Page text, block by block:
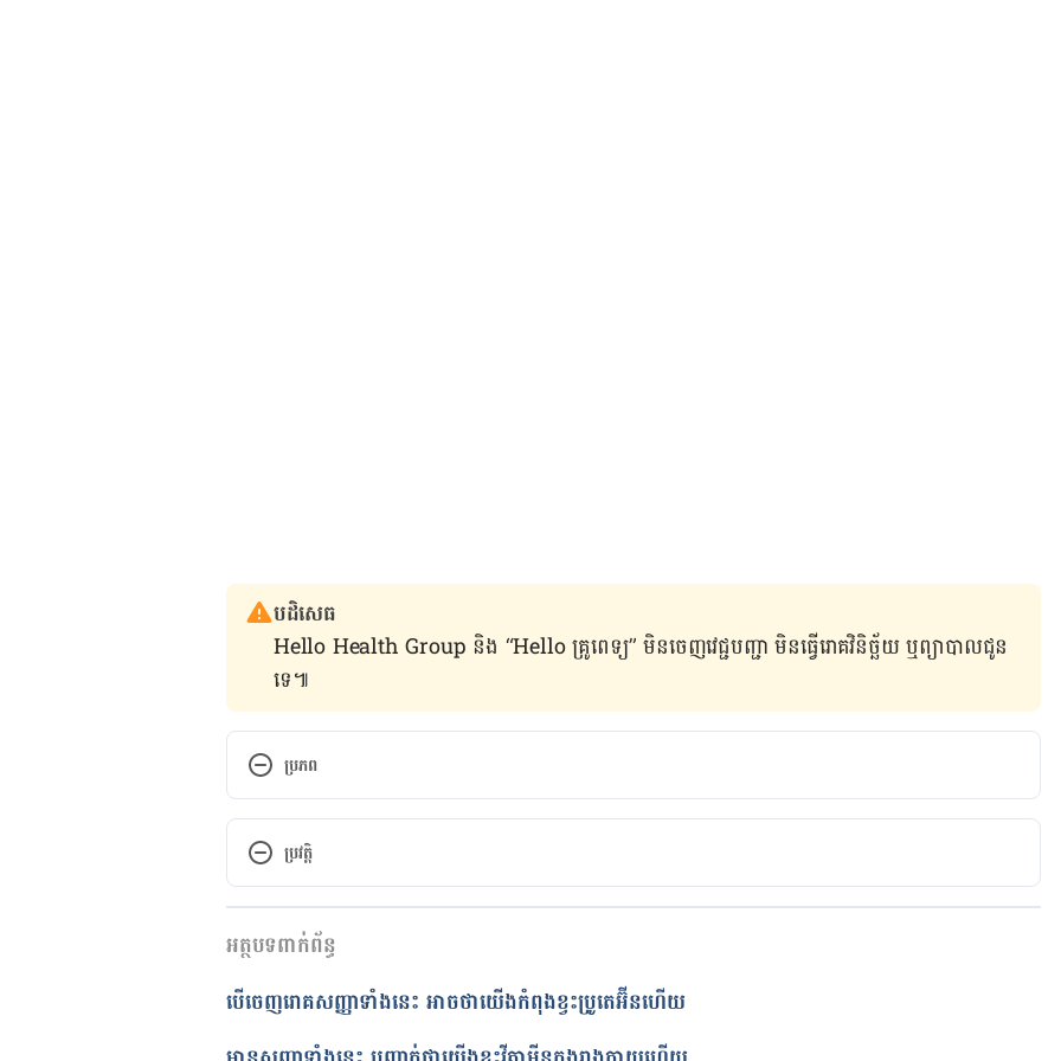
បដិសេធ
Hello Health Group និង “Hello គ្រូពេទ្យ” មិន​ចេញ​វេជ្ជបញ្ជា មិន​ធ្វើ​រោគវិនិច្ឆ័យ ឬ​ព្យាបាល​ជូន​
ទេ៕
ប្រភព
What happens if people don’t get all the vitamins and minerals they need?
https://www.hsis.org/did-you-know/what-happens-if-people-dont-get-all-the-
vitamins-and-minerals-they-need/
Nutritional Deficiencies
https://www.hopkinsmedicine.org/endoscopic-weight-loss-
program/conditions/post_bariatric_surgery/vitamin_mineral_deficiency.html
ប្រវត្តិ
កំណែ​ប្រែបច្ចុប្បន្ន
08/12/2021
អត្ថបទ​ដោយ
ត្រួតពិនិត្យដោយ វេជ្ជ. ចាន់ ស៊ីណេត
បច្ចុប្បន្នភាពដោយ៖
នូ សោភ័ណ្ឌ
អត្ថបទពាក់ព័ន្ធ
បើចេញ​រោគសញ្ញាទាំងនេះ អាចថាយើងកំពុង​ខ្វះប្រូតេអ៊ីនហើយ